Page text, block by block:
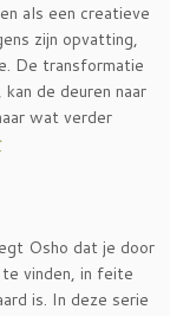
als een creatieve
zijn opvatting,
De transformatie
de deuren naar
wat verder
Osho dat je door
vinden, in feite
is. In deze serie